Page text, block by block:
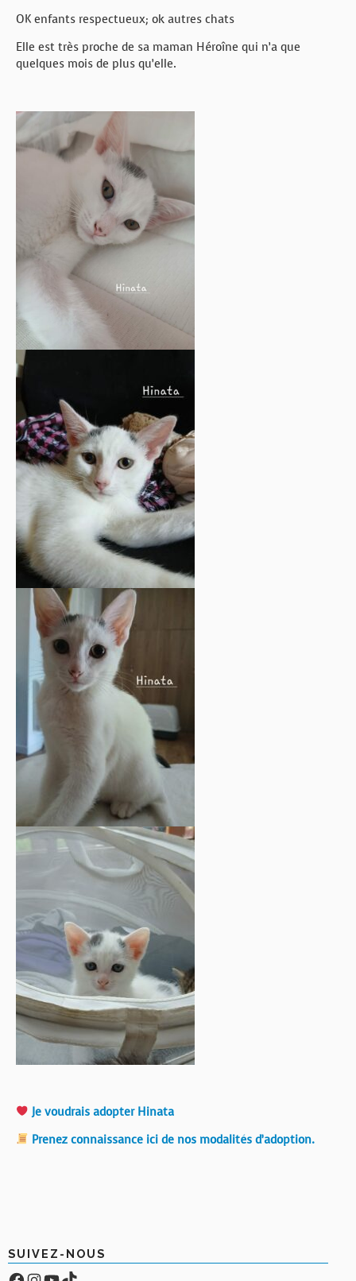
OK enfants respectueux; ok autres chats
Elle est très proche de sa maman Héroîne qui n’a que
quelques mois de plus qu’elle.
Je voudrais adopter Hinata
Prenez connaissance ici de nos modalités d’adoption.
SUIVEZ-NOUS